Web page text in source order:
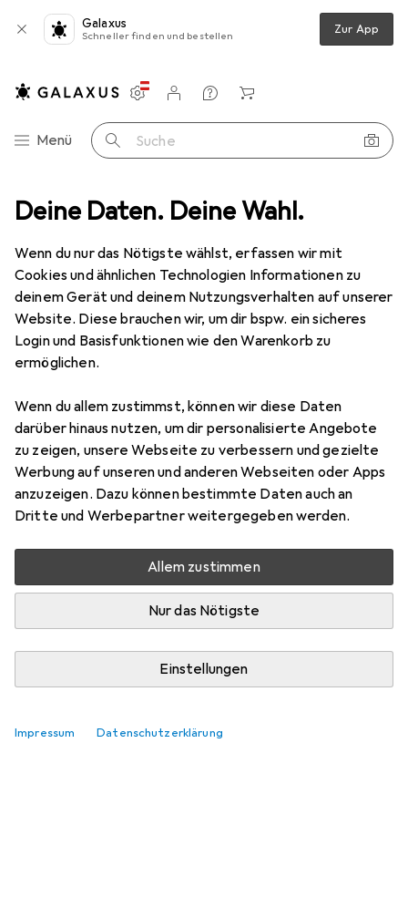
Deine Daten. Deine Wahl.
Wenn du nur das Nötigste wählst, erfassen wir mit
Cookies und ähnlichen Technologien Informationen zu
deinem Gerät und deinem Nutzungsverhalten auf unserer
Website. Diese brauchen wir, um dir bspw. ein sicheres
Login und Basisfunktionen wie den Warenkorb zu
ermöglichen.
Wenn du allem zustimmst, können wir diese Daten
darüber hinaus nutzen, um dir personalisierte Angebote
zu zeigen, unsere Webseite zu verbessern und gezielte
Werbung auf unseren und anderen Webseiten oder Apps
anzuzeigen. Dazu können bestimmte Daten auch an
Dritte und Werbepartner weitergegeben werden.
Allem zustimmen
Nur das Nötigste
Einstellungen
Impressum Datenschutzerklärung
Galaxus
Schneller finden und bestellen Zur App
Navigation nach Kategorien
Menü Suche
Einstellungen
Kundenkonto
Vergleichslisten
Merklisten
Warenkorb
Stecknuss Koken Sechskant-Steckschlüsseleinsatz
EUR
39,90
Koken Sechskant-
Steckschlüsseleinsatz
4 Grössen
Steckschlüsseleinsatz
Hier findest du passendes Zubehör zum Produkt Koken
Sechskant-Steckschlüsseleinsatz.
Relevanz
Produktliste
Keine Produkte gefunden